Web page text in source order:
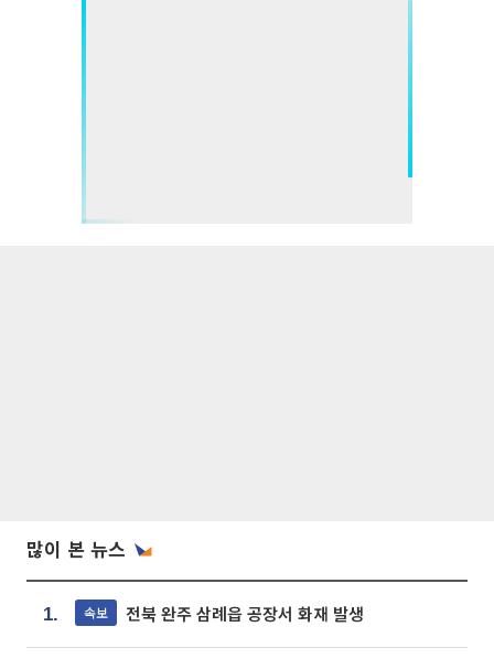
많이 본 뉴스
1. 속보 전북 완주 삼례읍 공장서 화재 발생